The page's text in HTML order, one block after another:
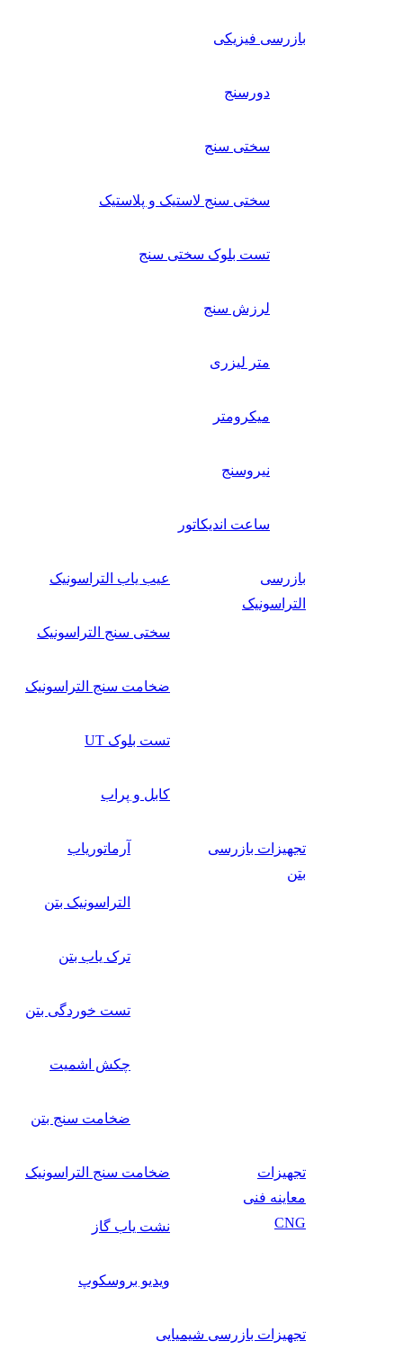
بازرسی فیزیکی
دورسنج
سختی سنج
سختی سنج لاستیک و پلاستیک
تست بلوک سختی سنج
لرزش سنج
متر لیزری
میکرومتر
نیروسنج
ساعت اندیکاتور
بازرسی
التراسونیک
عیب یاب التراسونیک
سختی سنج التراسونیک
ضخامت سنج التراسونیک
تست بلوک UT
کابل و پراب
تجهیزات بازرسی
بتن
آرماتوریاب
التراسونیک بتن
ترک یاب بتن
تست خوردگی بتن
چکش اشمیت
ضخامت سنج بتن
تجهیزات
معاینه فنی
CNG
ضخامت سنج التراسونیک
نشت یاب گاز
ویدیو بروسکوپ
تجهیزات بازرسی شیمیایی